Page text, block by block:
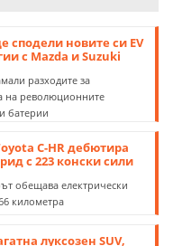
сподели новите си EV
с Mazda и Suzuki
разходите за
на революционните
батерии
C-HR дебютира
с 223 конски сили
обещава електрически
километра
луксозен SUV,